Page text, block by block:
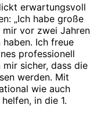
erwartungsvoll
„Ich habe große
vor zwei Jahren
Ich freue
professionell
sicher, dass die
werden. Mit
wie auch
in die 1.